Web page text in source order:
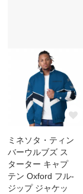
ミネソタ・ティン
バーウルブズ ス
ターター キャプ
テン Oxford フル-
ジップ ジャケッ